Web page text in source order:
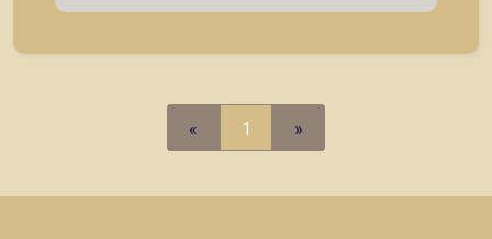
imóveis prontos, usados ou mesmo nos
« 1 »